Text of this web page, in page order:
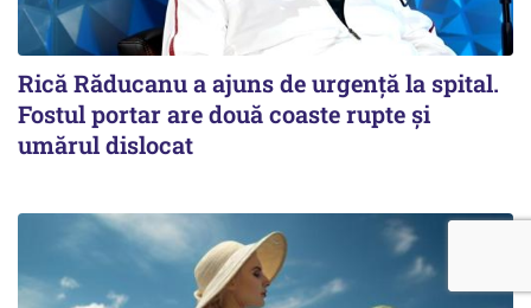
Rică Răducanu a ajuns de urgență la spital.
Fostul portar are două coaste rupte și
umărul dislocat